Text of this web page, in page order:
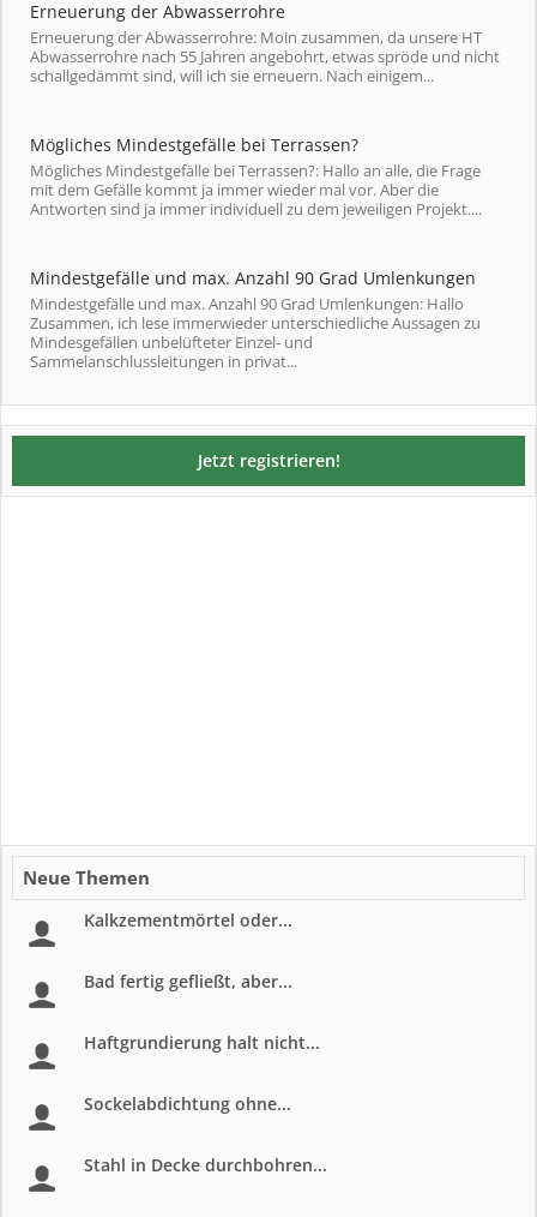
Erneuerung der Abwasserrohre
Erneuerung der Abwasserrohre: Moin zusammen, da unsere HT
Abwasserrohre nach 55 Jahren angebohrt, etwas spröde und nicht
schallgedämmt sind, will ich sie erneuern. Nach einigem...
Mögliches Mindestgefälle bei Terrassen?
Mögliches Mindestgefälle bei Terrassen?: Hallo an alle, die Frage
mit dem Gefälle kommt ja immer wieder mal vor. Aber die
Antworten sind ja immer individuell zu dem jeweiligen Projekt....
Mindestgefälle und max. Anzahl 90 Grad Umlenkungen
Mindestgefälle und max. Anzahl 90 Grad Umlenkungen: Hallo
Zusammen, ich lese immerwieder unterschiedliche Aussagen zu
Mindesgefällen unbelüfteter Einzel- und
Sammelanschlussleitungen in privat...
Jetzt registrieren!
Neue Themen
Kalkzementmörtel oder...
Bad fertig gefließt, aber...
Haftgrundierung halt nicht...
Sockelabdichtung ohne...
Stahl in Decke durchbohren...